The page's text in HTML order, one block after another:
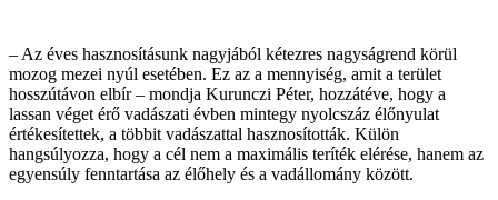
– Az éves hasznosításunk nagyjából kétezres nagyságrend körül
mozog mezei nyúl esetében. Ez az a mennyiség, amit a terület
hosszútávon elbír – mondja Kurunczi Péter, hozzátéve, hogy a
lassan véget érő vadászati évben mintegy nyolcszáz élőnyulat
értékesítettek, a többit vadászattal hasznosították. Külön
hangsúlyozza, hogy a cél nem a maximális teríték elérése, hanem az
egyensúly fenntartása az élőhely és a vadállomány között.